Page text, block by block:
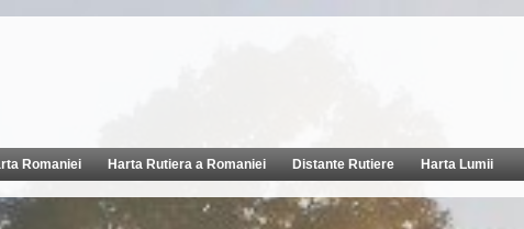
Romaniei Harta Rutiera a Romaniei Distante Rutiere Harta Lumii